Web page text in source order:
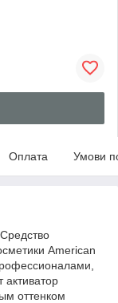
Оплата Умови
American
оттенком